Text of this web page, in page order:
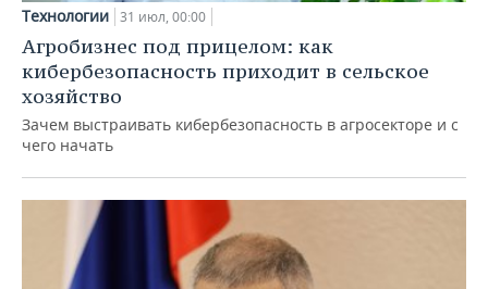
Технологии 31 июл, 00:00
Агробизнес под прицелом: как
кибербезопасность приходит в сельское
хозяйство
Зачем выстраивать кибербезопасность в агросекторе и с
чего начать